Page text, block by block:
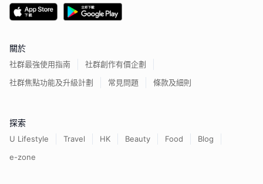
關於
社群最強使用指南
社群創作有價企劃
社群焦點功能及升級計劃
常見問題 條款及細則
探索
U Lifestyle Travel HK Beauty Food
Blog
e-zone